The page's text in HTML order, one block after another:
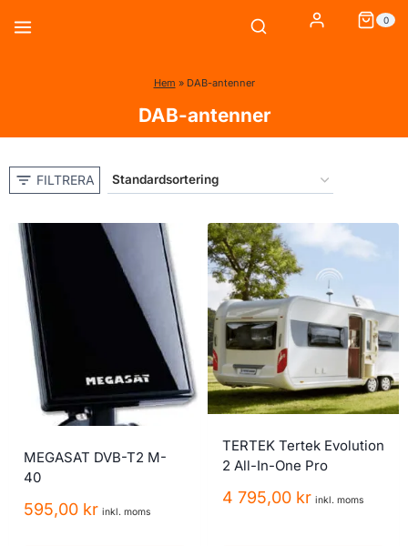
0
Hem » DAB-antenner
DAB-antenner
FILTRERA
MEGASAT DVB-T2 M-
40
595,00 kr inkl. moms
TERTEK Tertek Evolution
2 All-In-One Pro
4 795,00 kr inkl. moms